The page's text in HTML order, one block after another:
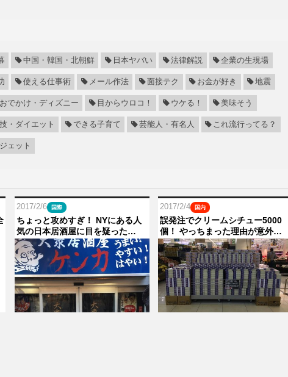
中国・韓国・北朝鮮 日本ヤバい 法律解説 企業の生現場
使える仕事術 メール作法 面接テク お金が好き 地震
おでかけ・ディズニー 目からウロコ！ ウケる！ 美味そう
・ダイエット できる子育て 芸能人・有名人 これ流行ってる？
ェット
2017/2/6 国際
ちょっと攻めすぎ！ NYにある人
気の日本居酒屋に目を疑った…
2017/2/4 国内
誤発注でクリームシチュー5000
個！ やっちまった理由が意外…